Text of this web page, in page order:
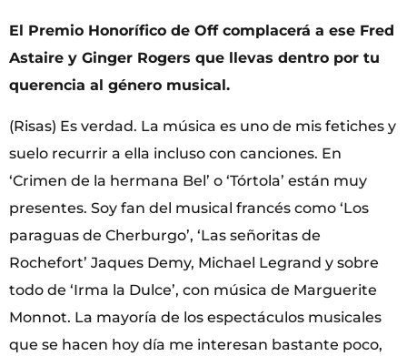
El Premio Honorífico de Off complacerá a ese Fred
Astaire y Ginger Rogers que llevas dentro por tu
querencia al género musical.
(Risas) Es verdad. La música es uno de mis fetiches y
suelo recurrir a ella incluso con canciones. En
‘Crimen de la hermana Bel’ o ‘Tórtola’ están muy
presentes. Soy fan del musical francés como ‘Los
paraguas de Cherburgo’, ‘Las señoritas de
Rochefort’ Jaques Demy, Michael Legrand y sobre
todo de ‘Irma la Dulce’, con música de Marguerite
Monnot. La mayoría de los espectáculos musicales
que se hacen hoy día me interesan bastante poco,